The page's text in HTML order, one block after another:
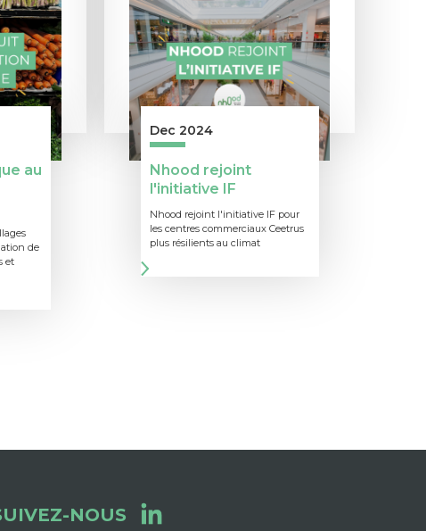
au
de
et
Dec 2024
Nhood rejoint
l'initiative IF
Nhood rejoint l'initiative IF pour
les centres commerciaux Ceetrus
plus résilients au climat
NOUS